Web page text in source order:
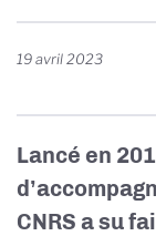
19 avril 2023
Lancé en
CNRS a su